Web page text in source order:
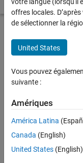
Accueil Explorer nos
d’autres
offres
Senior
Software
Quality
Engineer
offres locales.
de sélectionner la
United States
Vous pouvez
suivante :
Amériques
América Latina
Canada (English)
United States (English)